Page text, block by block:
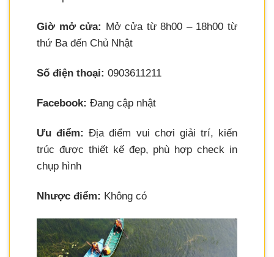
Giờ mở cửa: Mở cửa từ 8h00 – 18h00 từ
thứ Ba đến Chủ Nhật
Số điện thoại: 0903611211
Facebook: Đang cập nhật
Ưu điểm: Địa điểm vui chơi giải trí, kiến
trúc được thiết kế đẹp, phù hợp check in
chụp hình
Nhược điểm: Không có